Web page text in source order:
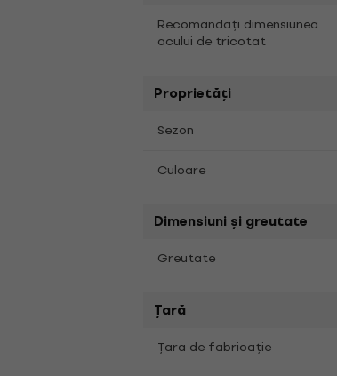
Recomandați dimensiunea
acului de tricotat
Proprietăți
Sezon
Culoare
Dimensiuni și greutate
Greutate
Țară
Ţara de fabricaţie